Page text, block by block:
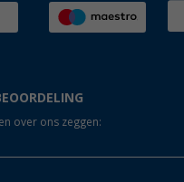
over ons zeggen: